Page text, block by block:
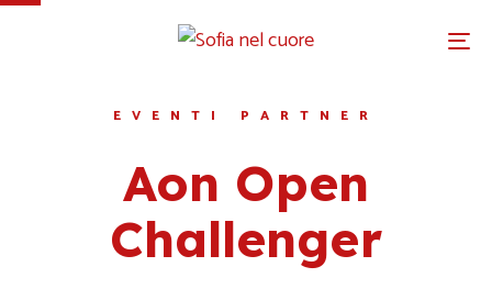
EVENTI PARTNER
Aon Open
Challenger